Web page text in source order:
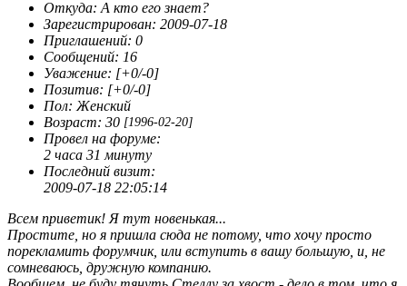
Откуда: А кто его знает?
Зарегистрирован: 2009-07-18
Приглашений: 0
Сообщений: 16
Уважение: [+0/-0]
Позитив: [+0/-0]
Пол: Женский
Возраст: 30 [1996-02-20]
Провел на форуме:
2 часа 31 минуту
Последний визит:
2009-07-18 22:05:14
Всем приветик! Я тут новенькая...
Простите, но я пришла сюда не потому, что хочу просто
порекламить форумчик, или вступить в вашу большую, и, не
сомневаюсь, дружную компанию.